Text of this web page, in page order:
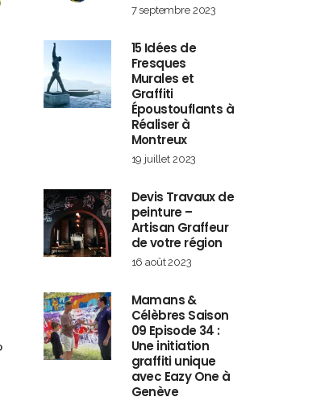
7 septembre 2023
15 Idées de
Fresques
Murales et
Graffiti
Époustouflants à
Réaliser à
Montreux
19 juillet 2023
Devis Travaux de
peinture –
Artisan Graffeur
de votre région
16 août 2023
Mamans &
Célèbres Saison
09 Episode 34 :
Une initiation
graffiti unique
avec Eazy One à
Genève